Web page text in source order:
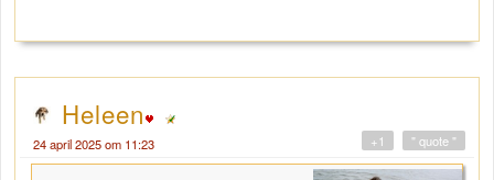
Heleen
24 april 2025 om 11:23 " quote "
+1